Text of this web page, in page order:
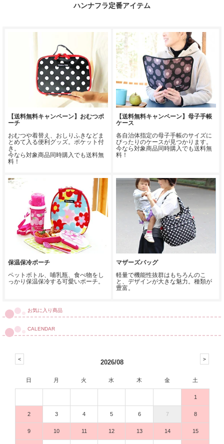
ハンナフラ定番アイテム
【送料無料キャンペーン】おむつポ
ーチ
おむつや着替え、おしりふきなどま
とめて入る便利グッズ。ポケット付
き。
今なら対象商品同時購入でも送料無
料！
【送料無料キャンペーン】母子手帳
ケース
各自治体指定の母子手帳のサイズに
ぴったりのケースが見つかります。
今なら対象商品同時購入でも送料無
料！
保温保冷ポーチ
ペットボトル、哺乳瓶、食べ物をし
っかり保温保冷する可愛いポーチ。
マザーズバッグ
軽量で機能性抜群はもちろんのこ
と、デザインが大きな魅力。種類が
豊富。
お気に入り商品
CALENDAR
2026/08
日 月 火 水 木 金 土
1
2 3 4 5 6 7 8
9 10 11 12 13 14 15